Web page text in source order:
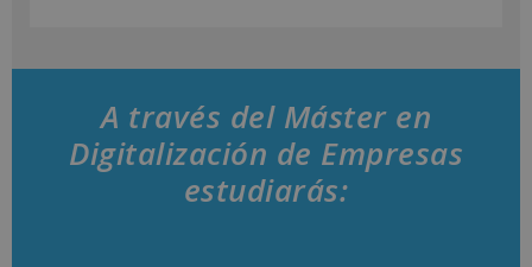
A través del Máster en
Digitalización de Empresas
estudiarás: